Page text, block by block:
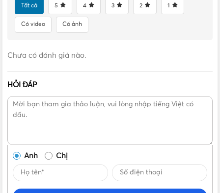
giá ưu đãi, chế độ bảo hành đầy đủ và dịch vụ chăm sóc
khách hàng tận tâm!
Tất cả 5 4 3 2 1
Có video Có ảnh
Chưa có đánh giá nào.
HỎI ĐÁP
Anh Chị